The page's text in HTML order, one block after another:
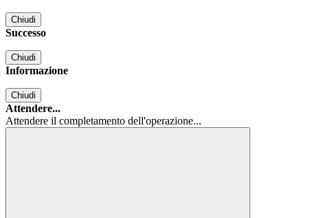
Chiudi
Successo
Chiudi
Informazione
Chiudi
Attendere...
Attendere il completamento dell'operazione...